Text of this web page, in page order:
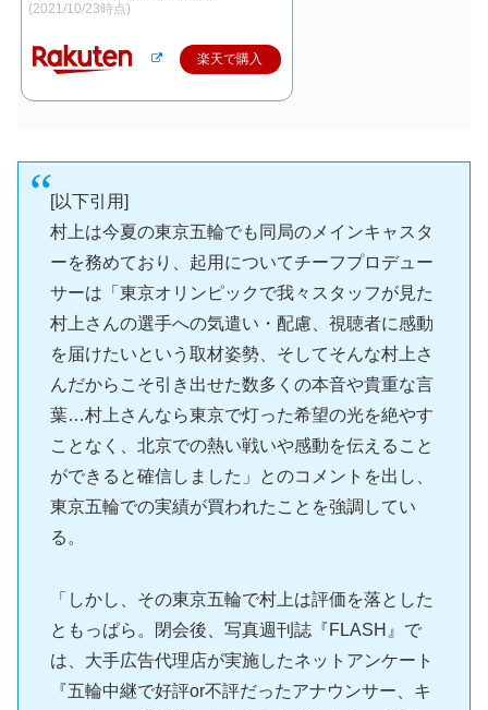
(2021/10/23時点)
楽天で購入
[以下引用]
村上は今夏の東京五輪でも同局のメインキャスタ
ーを務めており、起用についてチーフプロデュー
サーは「東京オリンピックで我々スタッフが見た
村上さんの選手への気遣い・配慮、視聴者に感動
を届けたいという取材姿勢、そしてそんな村上さ
んだからこそ引き出せた数多くの本音や貴重な言
葉…村上さんなら東京で灯った希望の光を絶やす
ことなく、北京での熱い戦いや感動を伝えること
ができると確信しました」とのコメントを出し、
東京五輪での実績が買われたことを強調してい
る。
「しかし、その東京五輪で村上は評価を落とした
ともっぱら。閉会後、写真週刊誌『FLASH』で
は、大手広告代理店が実施したネットアンケート
『五輪中継で好評or不評だったアナウンサー、キ